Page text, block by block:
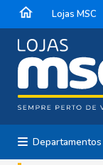
home Lojas MSC
Departamentos